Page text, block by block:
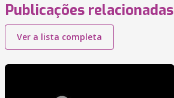
Publicações relacionadas
Ver a lista completa